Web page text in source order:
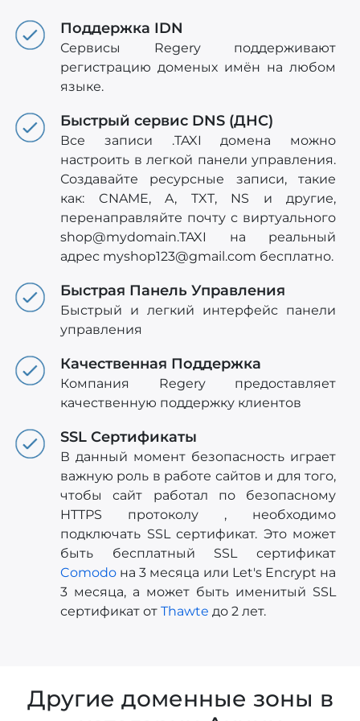
Поддержка IDN
Сервисы Regery поддерживают
регистрацию доменых имён на любом
языке.
Быстрый сервис DNS (ДНС)
Все записи .TAXI домена можно
настроить в легкой панели управления.
Создавайте ресурсные записи, такие
как: CNAME, A, TXT, NS и другие,
перенаправляйте почту с виртуального
shop@mydomain.TAXI
на реальный
адрес myshop123@gmail.com бесплатно.
Быстрая Панель Управления
Быстрый и легкий интерфейс панели
управления
Качественная Поддержка
Компания Regery предоставляет
качественную поддержку клиентов
SSL Сертификаты
В данный момент безопасность играет
важную роль в работе сайтов и для того,
чтобы сайт работал по безопасному
HTTPS протоколу , необходимо
подключать SSL сертификат. Это может
быть бесплатный SSL сертификат
Comodo на 3 месяца или Let's Encrypt на
3 месяца, а может быть именитый SSL
сертификат от Thawte до 2 лет.
Другие доменные зоны в